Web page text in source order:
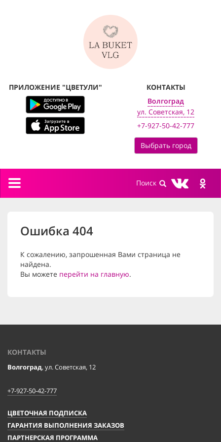
ПРИЛОЖЕНИЕ "ЦВЕТУЛИ"
КОНТАКТЫ
Волгоград
ул. Советская, 12
+7-927-50-42-777
Выбрать город
Toggle
Ошибка 404
К сожалению, запрошенная Вами страница не
найдена.
Вы можете перейти на главную.
КОНТАКТЫ
Волгоград, ул. Советская, 12
+7-927-50-42-777
ЦВЕТОЧНАЯ ПОДПИСКА
ГАРАНТИЯ ВЫПОЛНЕНИЯ ЗАКАЗОВ
ПАРТНЕРСКАЯ ПРОГРАММА